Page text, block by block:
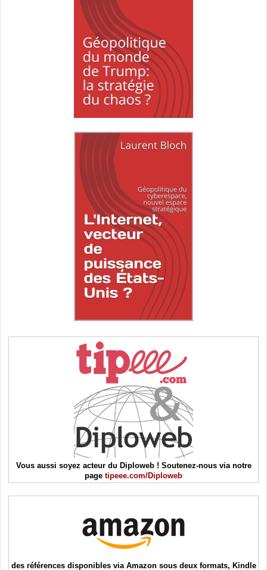
Vous aussi soyez acteur du Diploweb ! Soutenez-nous via notre
page tipeee.com/Diploweb
des références disponibles via Amazon sous deux formats, Kindle